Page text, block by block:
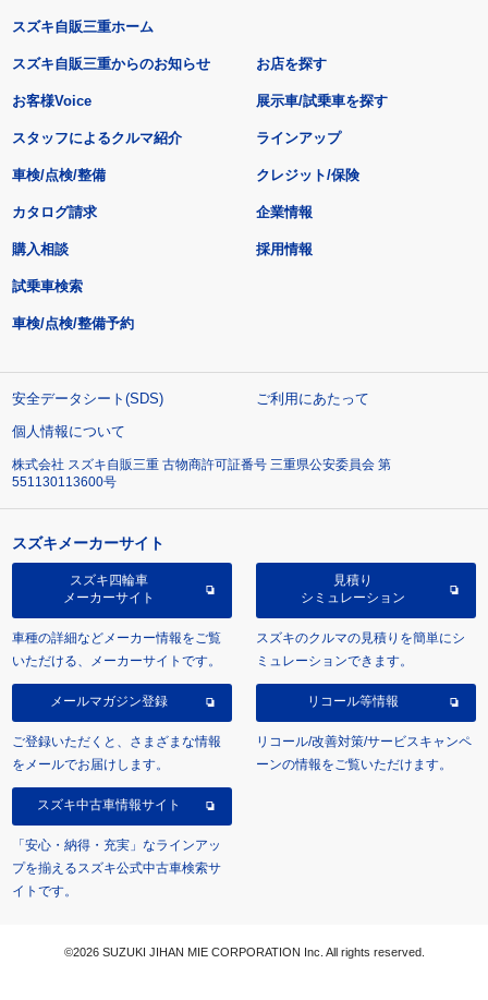
スズキ自販三重ホーム
スズキ自販三重からのお知らせ
お客様Voice
スタッフによるクルマ紹介
お店を探す
展示車/試乗車を探す
ラインアップ
車検/点検/整備 クレジット/保険
カタログ請求
購入相談
試乗車検索
車検/点検/整備予約
企業情報
採用情報
安全データシート(SDS)
ご利用にあたって
個人情報について
株式会社 スズキ自販三重 古物商許可証番号 三重県公安委員会 第
551130113600号
スズキメーカーサイト
スズキ四輪車
メーカーサイト
車種の詳細などメーカー情報をご覧
いただける、メーカーサイトです。
見積り
シミュレーション
スズキのクルマの見積りを簡単にシ
ミュレーションできます。
メールマガジン登録
ご登録いただくと、さまざまな情報
をメールでお届けします。
リコール等情報
リコール/改善対策/サービスキャンペ
ーンの情報をご覧いただけます。
スズキ中古車情報サイト
「安心・納得・充実」なラインアッ
プを揃えるスズキ公式中古車検索サ
イトです。
©2026 SUZUKI JIHAN MIE CORPORATION Inc. All rights reserved.